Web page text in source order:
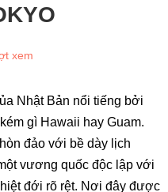
xem
Nhật Bản nổi tiếng bởi
gì Hawaii hay Guam.
đảo với bề dày lịch
vương quốc độc lập với
đới rõ rệt. Nơi đây được